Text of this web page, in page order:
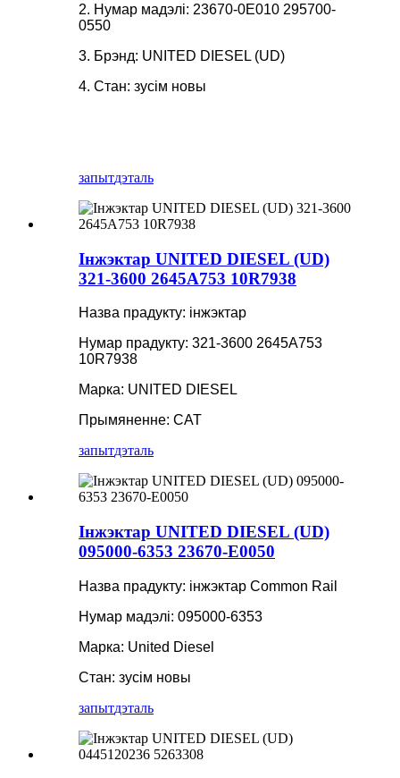
2. Нумар мадэлі: 23670-0E010 295700-
0550
3. Брэнд: UNITED DIESEL (UD)
4. Стан: зусім новы
запытдэталь
Інжэктар UNITED DIESEL (UD)
321-3600 2645A753 10R7938
Назва прадукту: інжэктар
Нумар прадукту: 321-3600 2645A753
10R7938
Марка: UNITED DIESEL
Прымяненне: CAT
запытдэталь
Інжэктар UNITED DIESEL (UD)
095000-6353 23670-E0050
Назва прадукту: інжэктар Common Rail
Нумар мадэлі: 095000-6353
Марка: United Diesel
Стан: зусім новы
запытдэталь